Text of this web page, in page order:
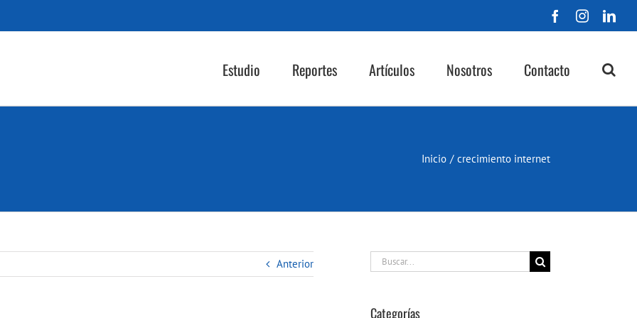
Facebook
Estudio Reportes Artículos Nosotros Contacto
Inicio / crecimiento internet
Anterior Buscar:
Categorías